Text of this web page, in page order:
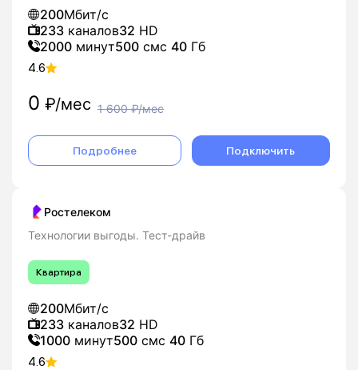
200Мбит/с
233 каналов32 HD
2000 минут500 смс 40 Гб
4.6
0 ₽/мес 1 600₽/мес
Подробнее Подключить
Ростелеком
Технологии выгоды. Тест-драйв
Квартира
200Мбит/с
233 каналов32 HD
1000 минут500 смс 40 Гб
4.6